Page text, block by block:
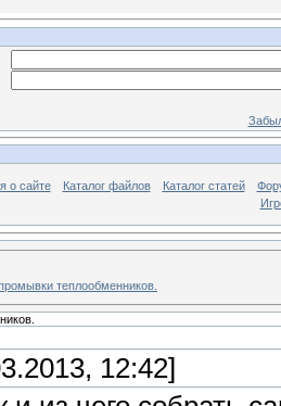
о сайте Каталог файлов Каталог статей
теплообменников.
12:42]